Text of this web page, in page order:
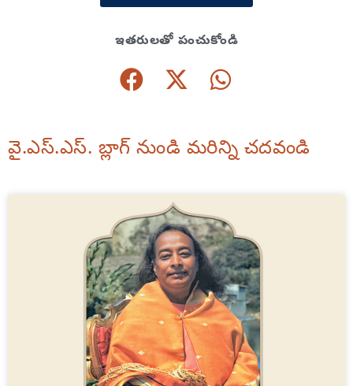
ఇతరులతో పంచుకోండి
వై.ఎస్.ఎస్. బ్లాగ్ నుండి మరిన్ని చదవండి